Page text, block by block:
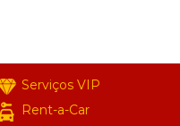
Serviços VIP
Rent-a-Car